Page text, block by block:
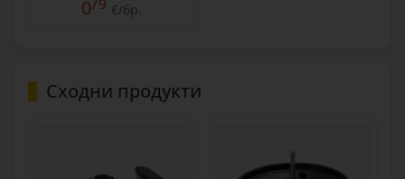
0 €/бр.
Сходни продукти